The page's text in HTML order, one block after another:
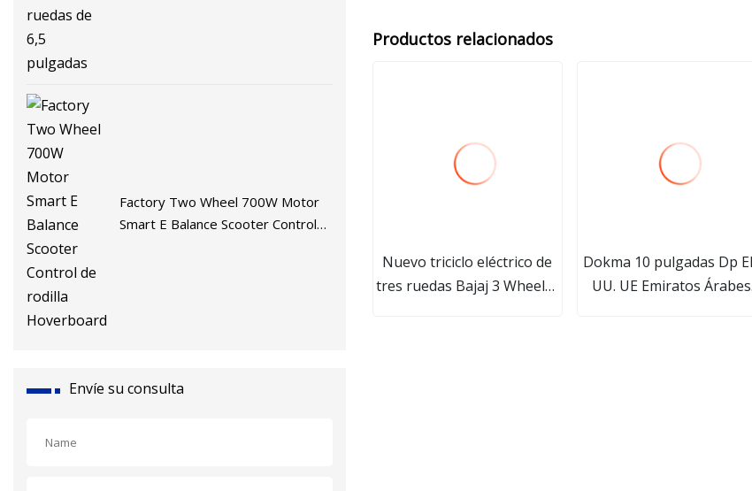
Factory Two Wheel 700W Motor
Smart E Balance Scooter Control
Envíe su consulta
Productos relacionados
Nuevo triciclo eléctrico de
tres ruedas Bajaj 3 Wheeler
Dokma 10 pulgadas Dp
UU. UE Emiratos Árabes